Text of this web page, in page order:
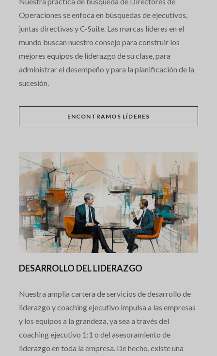
Operaciones se enfoca en búsquedas de ejecutivos,
juntas directivas y C-Suite. Las marcas líderes en el
mundo buscan nuestro consejo para construir los
mejores equipos de liderazgo de su clase, para
administrar el desempeño y para la planificación de la
sucesión.
ENCONTRAMOS LÍDERES
DESARROLLO DEL LIDERAZGO
Nuestra amplia cartera de servicios de desarrollo de
liderazgo y coaching ejecutivo impulsa a las empresas
y los equipos a la grandeza, ya sea a través del
coaching ejecutivo 1:1 o del asesoramiento de
liderazgo en toda la empresa. De hecho, existe una